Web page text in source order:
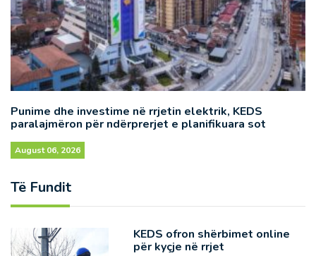
Punime dhe investime në rrjetin elektrik, KEDS
paralajmëron për ndërprerjet e planifikuara sot
August 06, 2026
Të Fundit
KEDS ofron shërbimet online
për kyçje në rrjet